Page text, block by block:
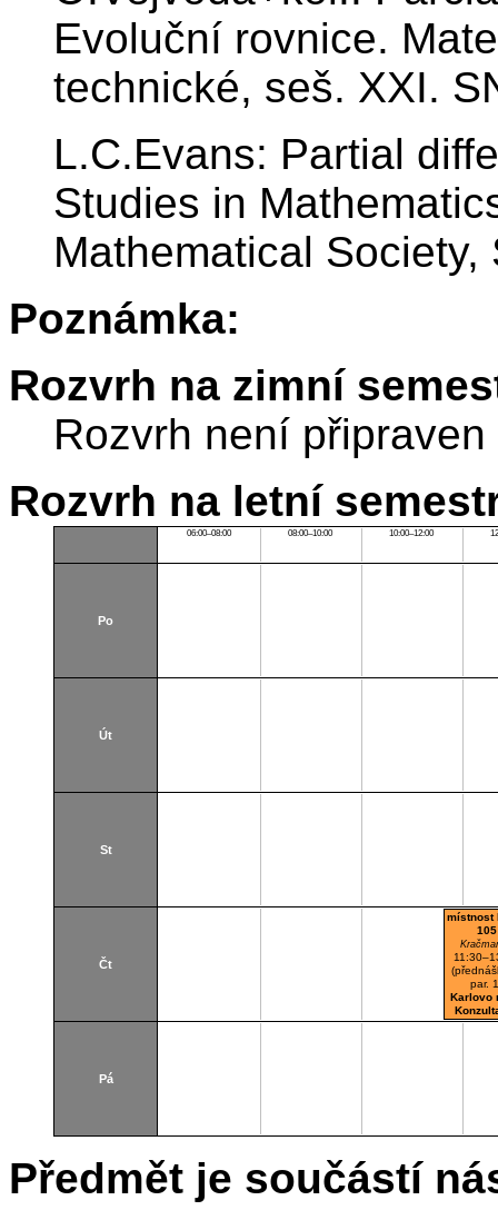
Evoluční rovnice.
technické, seš. XXI.
L.C.Evans: Partial
Studies in
Mathematical
Poznámka:
Rozvrh na zimní
Rozvrh není připraven
Rozvrh na letní
06:00–08:00 08:00–10:00 10:00–12:00
Po
Út
St
Čt
místnost
105
par.
Karlovo
Pá
Předmět je součástí